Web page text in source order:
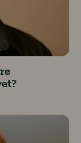
kompetanse